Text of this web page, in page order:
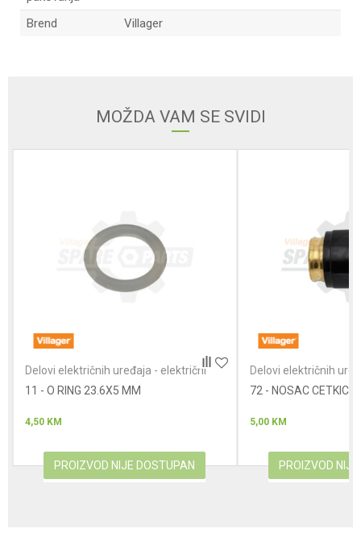
Brend Villager
MOŽDA VAM SE SVIDI
Delovi električnih uređaja - električni
11 - O RING 23.6X5 MM
4,50 KM
PROIZVOD NIJE DOSTUPAN
Delovi električnih
72 - NOSAC CETKICE
5,00 KM
PROIZVOD